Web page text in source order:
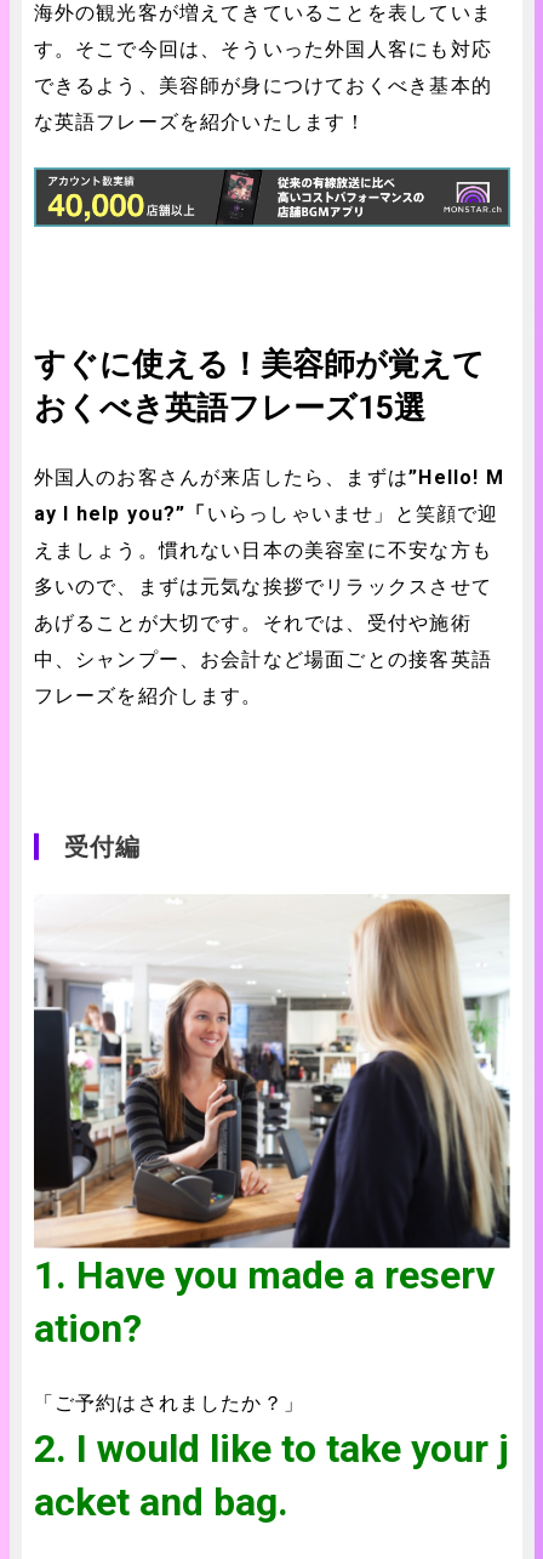
海外の観光客が増えてきていることを表していま
す。そこで今回は、そういった外国人客にも対応
できるよう、美容師が身につけておくべき基本的
な英語フレーズを紹介いたします！
すぐに使える！美容師が覚えて
おくべき英語フレーズ15選
外国人のお客さんが来店したら、まずは”Hello! M
ay I help you?”「 いらっしゃいませ」と笑顔で迎
えましょう。慣れない日本の美容室に不安な方も
多いので、まずは元気な挨拶でリラックスさせて
あげることが大切です。それでは、受付や施術
中、シャンプー、お会計など場面ごとの接客英語
フレーズを紹介します。
受付編
1. Have you made a reserv
ation?
「ご予約はされましたか？」
2. I would like to take your j
acket and bag.